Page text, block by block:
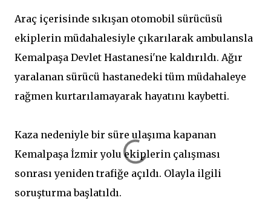
Araç içerisinde sıkışan otomobil sürücüsü
ekiplerin müdahalesiyle çıkarılarak ambulansla
Kemalpaşa Devlet Hastanesi'ne kaldırıldı. Ağır
yaralanan sürücü hastanedeki tüm müdahaleye
rağmen kurtarılamayarak hayatını kaybetti.
Kaza nedeniyle bir süre ulaşıma kapanan
Kemalpaşa İzmir yolu ekiplerin çalışması
sonrası yeniden trafiğe açıldı. Olayla ilgili
soruşturma başlatıldı.